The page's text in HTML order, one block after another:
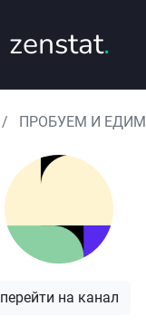
zenstat.
ПРОБУЕМ И ЕДИМ
перейти на канал